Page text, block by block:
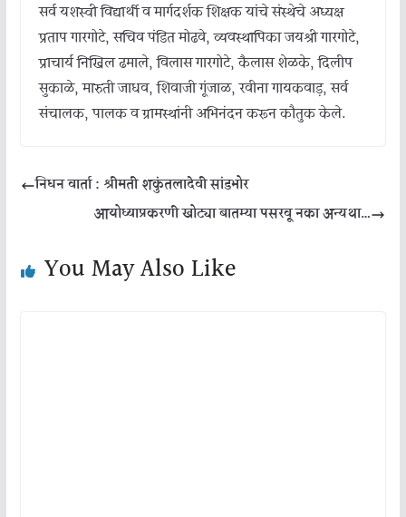
सर्व यशस्वी विद्यार्थी व मार्गदर्शक शिक्षक यांचे संस्थेचे अध्यक्ष
प्रताप गारगोटे, सचिव पंडित मोढवे, व्यवस्थापिका जयश्री गारगोटे,
प्राचार्य निखिल ढमाले, विलास गारगोटे, कैलास शेळके, दिलीप
सुकाळे, मारुती जाधव, शिवाजी गूंजाळ, रवीना गायकवाड़, सर्व
संचालक, पालक व ग्रामस्थांनी अभिनंदन करून कौतुक केले.
निधन वार्ता : श्रीमती शकुंतलादेवी सांडभोर
आयोध्याप्रकरणी खोट्या बातम्या पसरवू नका अन्यथा…
You May Also Like